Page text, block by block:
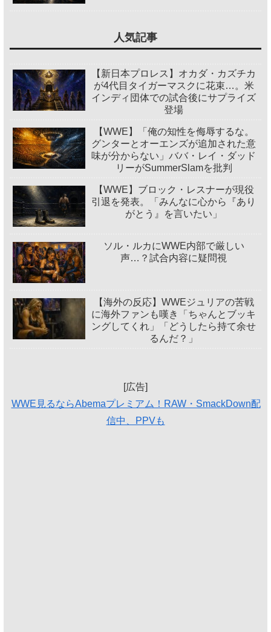
人気記事
【新日本プロレス】オカダ・カズチカ
が4代目タイガーマスクに花束…。米
インディ団体での試合後にサプライズ
登場
【WWE】「俺の知性を侮辱するな。
グンターとオーエンズが追加された意
味が分からない」ババ・レイ・ダッド
リーがSummerSlamを批判
【WWE】ブロック・レスナーが現役
引退を発表。「みんなに心から『あり
がとう』を言いたい」
ソル・ルカにWWE内部で厳しい
声…？試合内容に疑問視
【海外の反応】WWEジュリアの苦戦
に海外ファンも嘆き「ちゃんとブッキ
ングしてくれ」「どうしたら持て余せ
るんだ？」
[広告]
WWE見るならAbemaプレミアム！RAW・SmackDown配
信中、PPVも